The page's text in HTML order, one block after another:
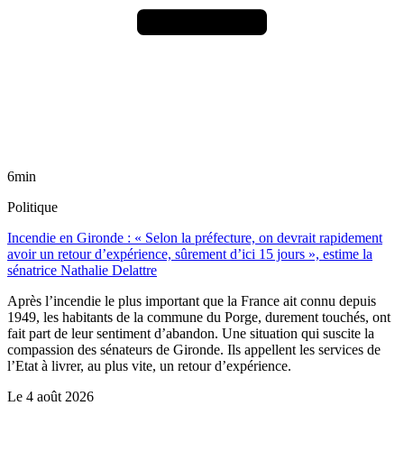
6min
Politique
Incendie en Gironde : « Selon la préfecture, on devrait rapidement
avoir un retour d’expérience, sûrement d’ici 15 jours », estime la
sénatrice Nathalie Delattre
Après l’incendie le plus important que la France ait connu depuis
1949, les habitants de la commune du Porge, durement touchés, ont
fait part de leur sentiment d’abandon. Une situation qui suscite la
compassion des sénateurs de Gironde. Ils appellent les services de
l’Etat à livrer, au plus vite, un retour d’expérience.
Le 4 août 2026